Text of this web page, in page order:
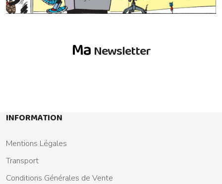
Ma Newsletter
INFORMATION
Mentions Légales
Transport
Conditions Générales de Vente